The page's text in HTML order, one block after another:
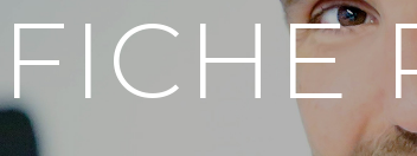
FICHE